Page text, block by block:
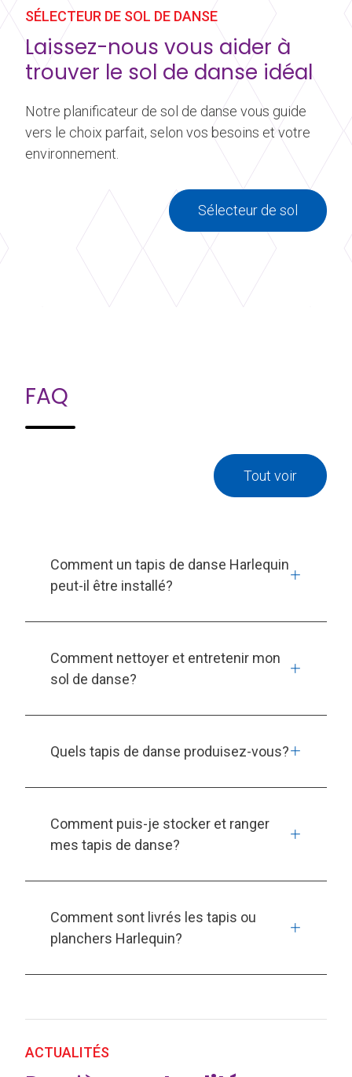
SÉLECTEUR DE SOL DE DANSE
Laissez-nous vous aider à
trouver le sol de danse idéal
Notre planificateur de sol de danse vous guide
vers le choix parfait, selon vos besoins et votre
environnement.
Sélecteur de sol
FAQ
Tout voir
Comment un tapis de danse Harlequin
peut-il être installé?
Comment nettoyer et entretenir mon
sol de danse?
Quels tapis de danse produisez-vous?
Comment puis-je stocker et ranger
mes tapis de danse?
Comment sont livrés les tapis ou
planchers Harlequin?
ACTUALITÉS